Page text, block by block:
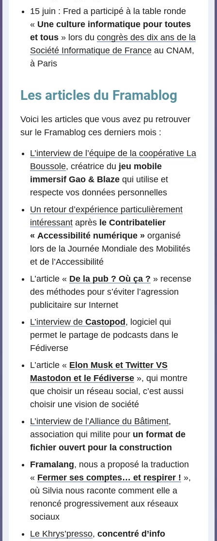
15 juin : Fred a participé à la table ronde
« Une culture informatique pour toutes
et tous » lors du congrès des dix ans de la
Société Informatique de France au CNAM,
à Paris
Les articles du Framablog
Voici les articles que vous avez pu retrouver
sur le Framablog ces derniers mois :
L’interview de l’équipe de la coopérative La
Boussole, créatrice du jeu mobile
immersif Gao & Blaze qui utilise et
respecte vos données personnelles
Un retour d’expérience particulièrement
intéressant après le Contribatelier
« Accessibilité numérique » organisé
lors de la Journée Mondiale des Mobilités
et de l’Accessibilité
L’article « De la pub ? Où ça ? » recense
des méthodes pour s’éviter l’agression
publicitaire sur Internet
L’interview de Castopod , logiciel qui
permet le partage de podcasts dans le
Fédiverse
L’article « Elon Musk et Twitter VS
Mastodon et le Fédiverse », qui montre
que choisir un réseau social, c’est aussi
choisir une vision de société
L’interview de l’Alliance du Bâtiment,
association qui milite pour un format de
fichier ouvert pour la construction
Framalang, nous a proposé la traduction
« Fermer ses comptes… et respirer ! »,
où Silvia nous raconte comment elle a
renoncé progressivement aux réseaux
sociaux
Le Khrys’presso, concentré d’info